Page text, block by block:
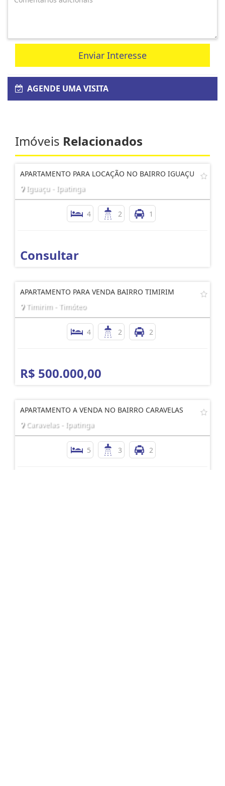
Enviar Interesse
AGENDE UMA VISITA
Imóveis Relacionados
APARTAMENTO PARA LOCAÇÃO NO BAIRRO IGUAÇU
Iguaçu - Ipatinga
4 2 1
Consultar
APARTAMENTO PARA VENDA BAIRRO TIMIRIM
Timirim - Timóteo
4 2 2
R$ 500.000,00
APARTAMENTO A VENDA NO BAIRRO CARAVELAS
Caravelas - Ipatinga
5 3 2